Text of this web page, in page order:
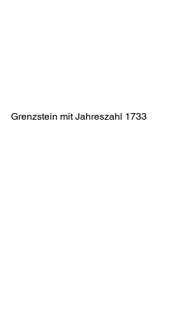
Grenzstein mit Jahreszahl 1733